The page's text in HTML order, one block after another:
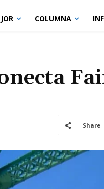
COLUMNA
Share